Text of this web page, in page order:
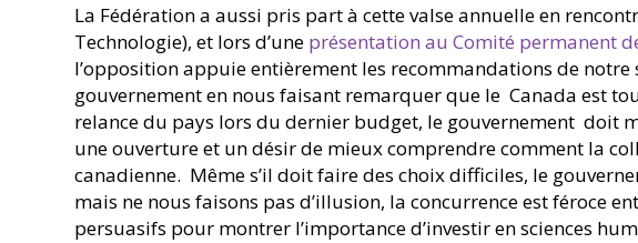
La Fédération a aussi pris part à cette valse annuelle en
Technologie), et lors d’une présentation au Comité permanent
l’opposition appuie entièrement les recommandations de
gouvernement en nous faisant remarquer que le Canada est
relance du pays lors du dernier budget, le gouvernement doit
une ouverture et un désir de mieux comprendre comment la
canadienne. Même s’il doit faire des choix difficiles, le
mais ne nous faisons pas d’illusion, la concurrence est féroce
persuasifs pour montrer l’importance d’investir en sciences